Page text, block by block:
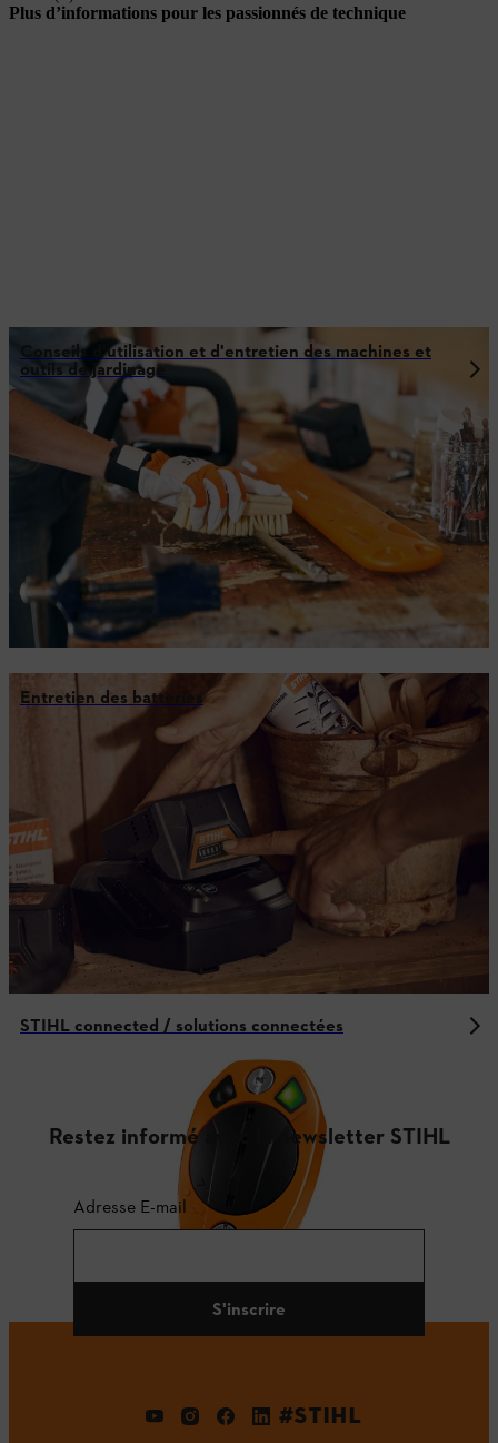
Plus d’informations pour les passionnés de technique
Conseils d'utilisation et d'entretien des machines et
outils de jardinage
Entretien des batteries
STIHL connected / solutions connectées
Restez informé avec la newsletter STIHL
Adresse E-mail
S'inscrire
#STIHL